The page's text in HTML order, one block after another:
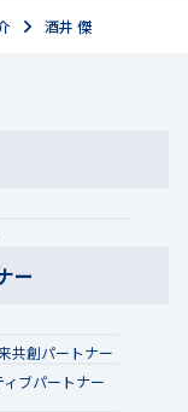
酒井 傑
ー
共創パートナー
ブパートナー